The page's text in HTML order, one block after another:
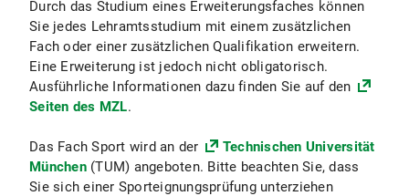
Zentrale Studienberatung
Außenstelle des Prüfungsamts für alle Lehrämter an öffentlichen Schulen
Durch das Studium eines Erweiterungsfaches können
Sie jedes Lehramtsstudium mit einem zusätzlichen
Fach oder einer zusätzlichen Qualifikation erweitern.
Eine Erweiterung ist jedoch nicht obligatorisch.
Ausführliche Informationen dazu finden Sie auf den
Seiten des MZL.
Das Fach Sport wird an der
Technischen Universität
München(TUM) angeboten. Bitte beachten Sie, dass
Sie sich einer Sporteignungsprüfung unterziehen